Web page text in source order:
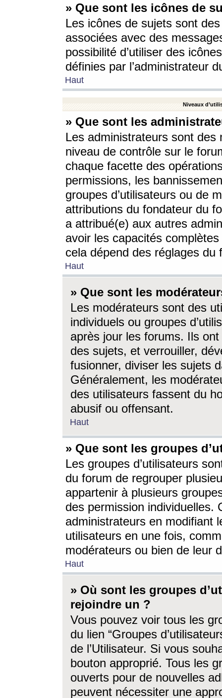
» Que sont les icônes de
Les icônes de sujets sont
associées avec des
possibilité d’utiliser des
définies par l’administrateur
Haut
Niveaux
» Que sont les
Les administrateurs sont
niveau de contrôle sur le
chaque facette des
permissions, les
groupes d’utilisateurs ou de
attributions du fondateur du
a attribué(e) aux autres
avoir les capacités
cela dépend des réglages du
Haut
» Que sont les
Les modérateurs sont des
individuels ou groupes
après jour les forums. Ils ont
des sujets, et verrouiller,
fusionner, diviser les sujets
Généralement, les
des utilisateurs fassent du
abusif ou offensant.
Haut
» Que sont les groupes
Les groupes d’utilisateurs
du forum de regrouper
appartenir à plusieurs
des permission individuelles.
administrateurs en modifiant
utilisateurs en une fois,
modérateurs ou bien de leur
Haut
» Où sont les groupes
rejoindre un ?
Vous pouvez voir tous les
du lien “Groupes
de l’Utilisateur. Si vous
bouton approprié. Tous les
ouverts pour de nouvelles
peuvent nécessiter une